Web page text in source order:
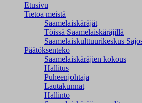
Etusivu
Tietoa meistä
Saamelaiskäräjät
Töissä Saamelaiskäräjillä
Saamelaiskulttuuri­keskus
Päätöksenteko
Saamelaiskäräjien kokous
Hallitus
Puheenjohtaja
Lautakunnat
Hallinto